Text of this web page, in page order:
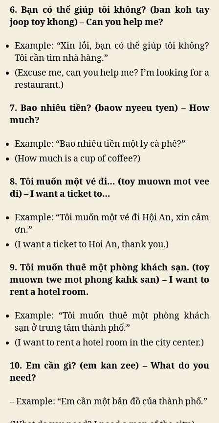
6. Bạn có thể giúp tôi không? (ban koh tay
joop toy khong) – Can you help me?
Example: “Xin lỗi, bạn có thể giúp tôi không?
Tôi cần tìm nhà hàng.”
(Excuse me, can you help me? I’m looking for a
restaurant.)
7. Bao nhiêu tiền? (baow nyeeu tyen) – How
much?
Example: “Bao nhiêu tiền một ly cà phê?”
(How much is a cup of coffee?)
8. Tôi muốn một vé đi… (toy muown mot vee
di) – I want a ticket to…
Example: “Tôi muốn một vé đi Hội An, xin cảm
ơn.”
(I want a ticket to Hoi An, thank you.)
9. Tôi muốn thuê một phòng khách sạn. (toy
muown twe mot phong kahk san) – I want to
rent a hotel room.
Example: “Tôi muốn thuê một phòng khách
sạn ở trung tâm thành phố.”
(I want to rent a hotel room in the city center.)
10. Em cần gì? (em kan zee) – What do you
need?
– Example: “Em cần một bản đồ của thành phố.”